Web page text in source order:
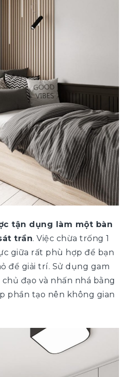
tận dụng làm một bàn
trần. Việc chừa trống 1
giữa rất phù hợp để bạn
để giải trí. Sử dụng gam
đạo và nhấn nhá bằng
phần tạo nên không gian